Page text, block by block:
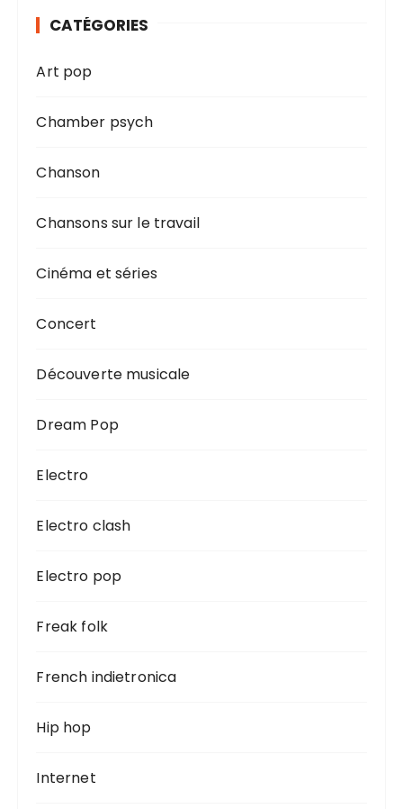
CATÉGORIES
Art pop
Chamber psych
Chanson
Chansons sur le travail
Cinéma et séries
Concert
Découverte musicale
Dream Pop
Electro
Electro clash
Electro pop
Freak folk
French indietronica
Hip hop
Internet